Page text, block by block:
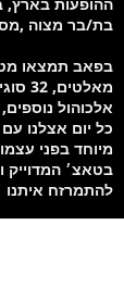
בת/בר מצוה
אלכוהול נוספים,
כל יום אצלנו
מיוחד בפני
בטאצ׳ המדוייק
להתמרזח איתנו